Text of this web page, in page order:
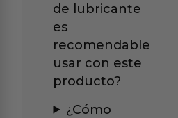
de lubricante
es
recomendable
usar con este
producto?
¿Cómo